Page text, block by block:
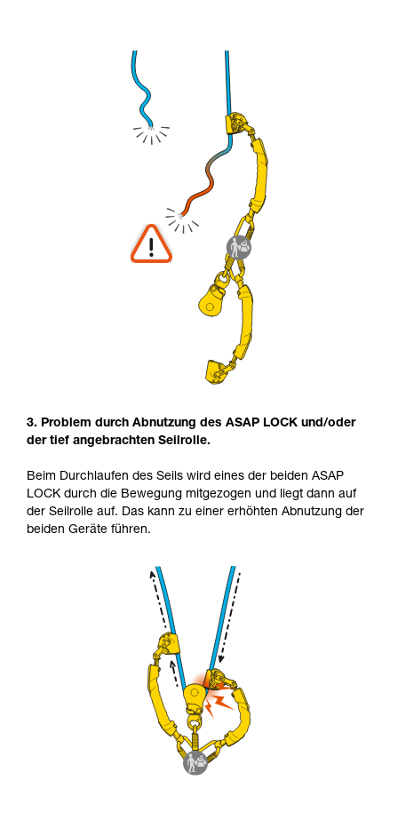
3. Problem durch Abnutzung des ASAP LOCK und/oder
der tief angebrachten Seilrolle.
Beim Durchlaufen des Seils wird eines der beiden ASAP
LOCK durch die Bewegung mitgezogen und liegt dann auf
der Seilrolle auf. Das kann zu einer erhöhten Abnutzung der
beiden Geräte führen.